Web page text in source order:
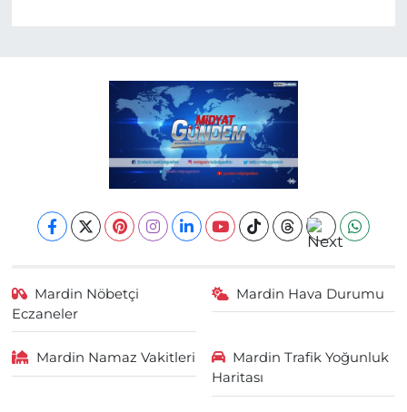
Mardin Nöbetçi
Eczaneler
Mardin Hava Durumu
Mardin Namaz Vakitleri
Mardin Trafik Yoğunluk
Haritası